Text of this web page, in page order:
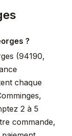
?
(94190,
chaque
2 à 5
commande,